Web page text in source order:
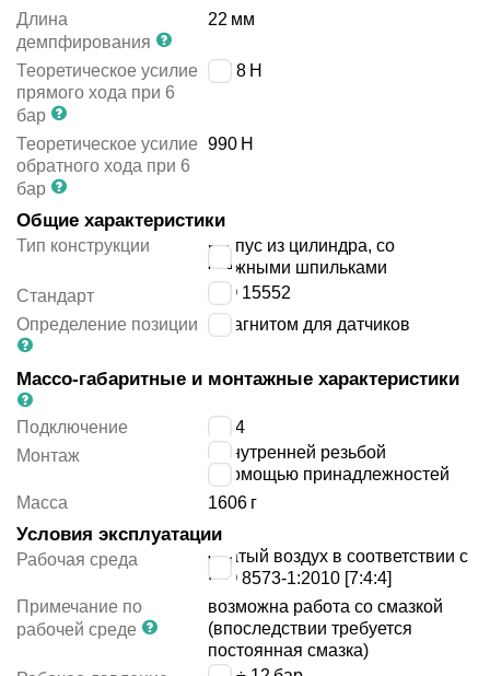
Длина
демпфирования
22 мм
Теоретическое усилие
прямого хода при 6
бар
1178 Н
Теоретическое усилие
обратного хода при 6
бар
990 Н
Общие характеристики
Тип конструкции
корпус из цилиндра, со
стяжными шпильками
Стандарт
ISO 15552
Определение позиции
с магнитом для датчиков
Массо-габаритные и монтажные характеристики
Подключение
G1/4
Монтаж
с внутренней резьбой
с помощью принадлежностей
Масса
1606 г
Условия эксплуатации
Рабочая среда
сжатый воздух в соответствии с
ISO 8573-1:2010 [7:4:4]
Примечание по
рабочей среде
возможна работа со смазкой
(впоследствии требуется
постоянная смазка)